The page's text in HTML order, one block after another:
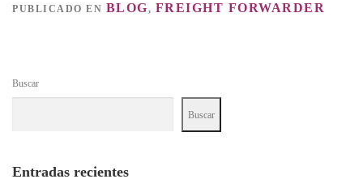
PUBLICADO EN BLOG, FREIGHT FORWARDER
Buscar
Buscar
Entradas recientes